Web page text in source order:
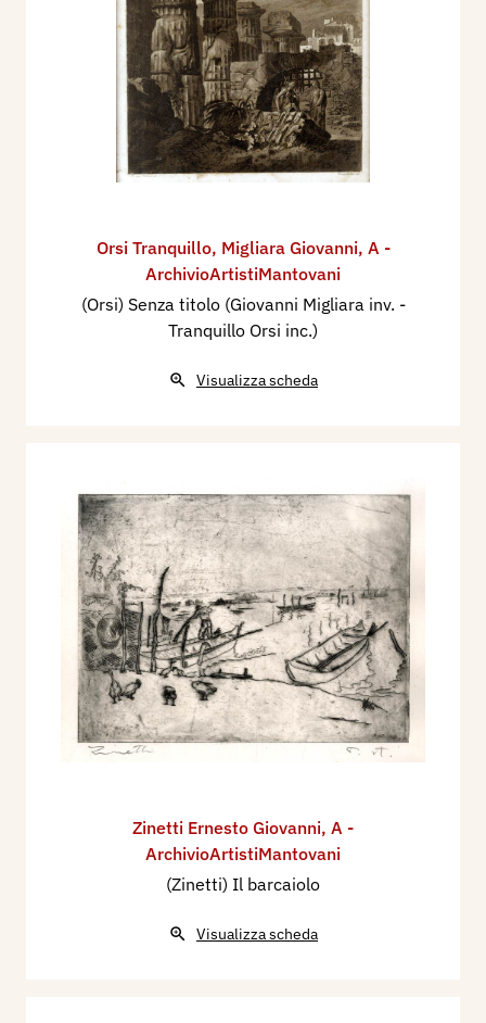
Orsi Tranquillo, Migliara Giovanni, A -
ArchivioArtistiMantovani
(Orsi) Senza titolo (Giovanni Migliara inv. -
Tranquillo Orsi inc.)
Visualizza scheda
Zinetti Ernesto Giovanni, A -
ArchivioArtistiMantovani
(Zinetti) Il barcaiolo
Visualizza scheda